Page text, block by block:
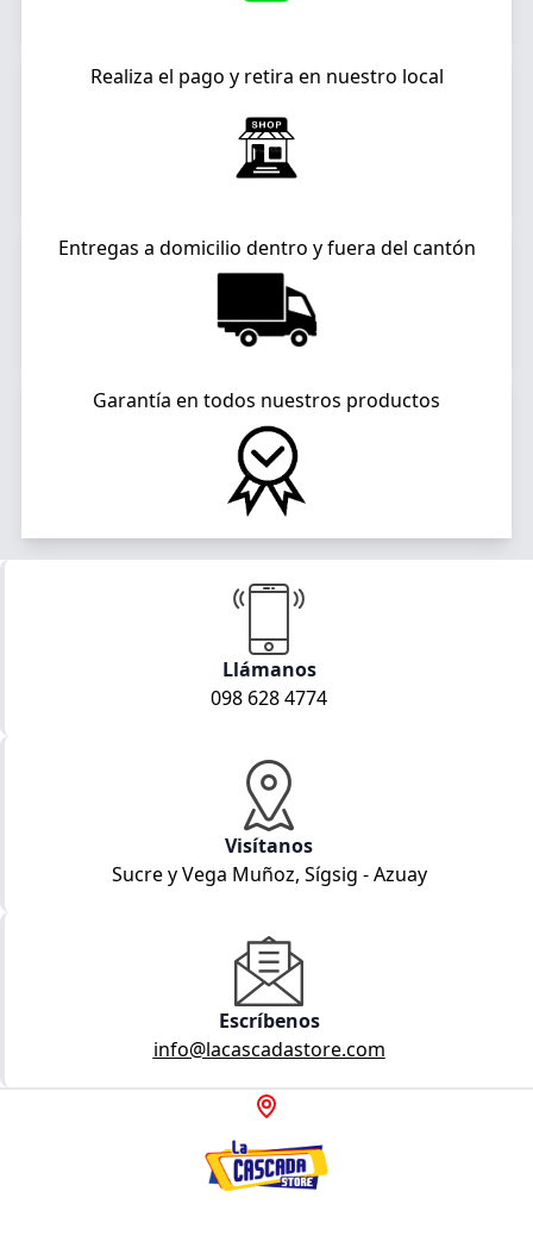
Realiza el pago y retira en nuestro local
Entregas a domicilio dentro y fuera del cantón
Garantía en todos nuestros productos
Llámanos
098 628 4774
Visítanos
Sucre y Vega Muñoz, Sígsig - Azuay
Escríbenos
info@lacascadastore.com